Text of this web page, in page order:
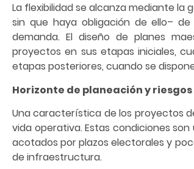
La flexibilidad se alcanza mediante la
sin que haya obligación de ello–
demanda. El diseño de planes
proyectos en sus etapas iniciales,
etapas posteriores, cuando se
Horizonte de planeación y
Una característica de los proyectos
vida operativa. Estas condiciones
acotados por plazos electorales y
de infraestructura.